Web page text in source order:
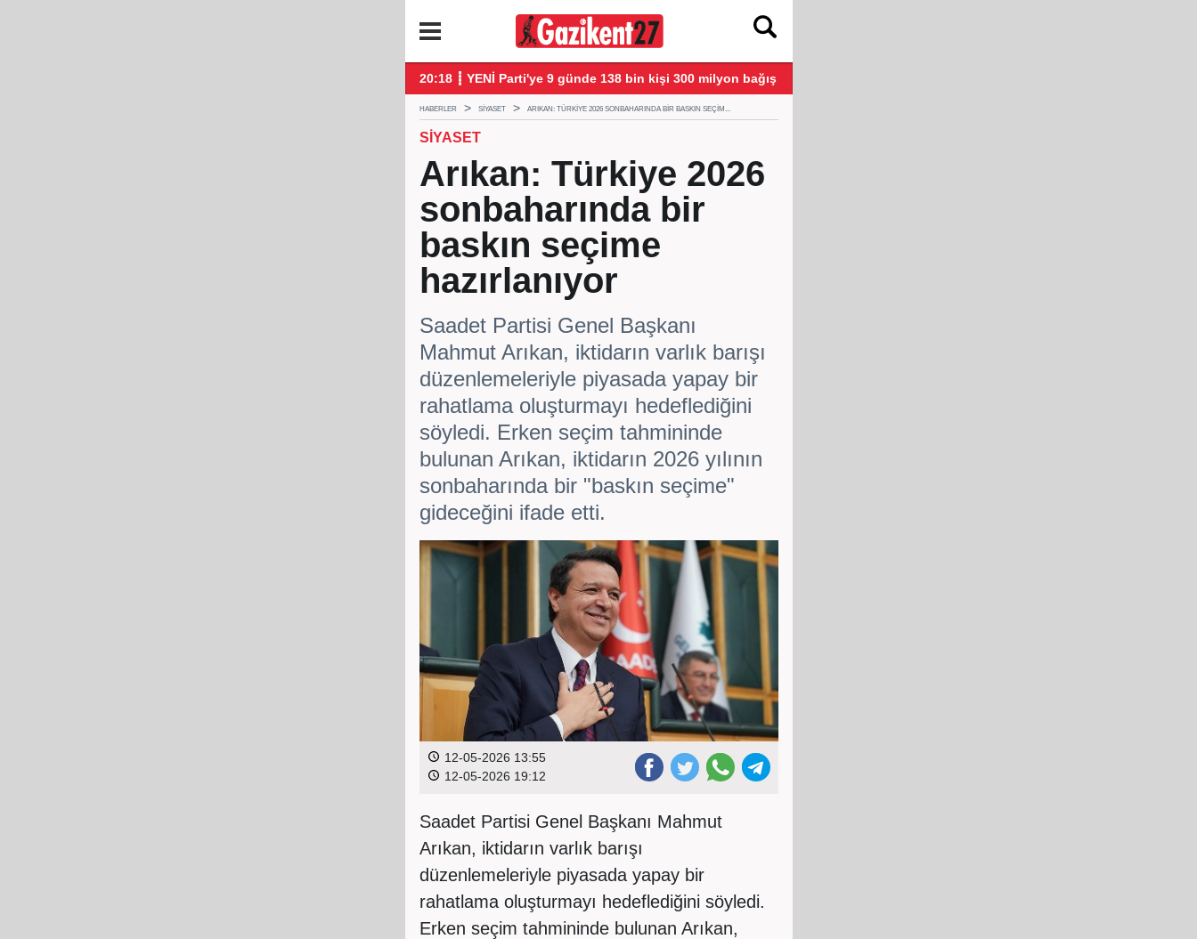
21:26 ┋ TBMM Adalet Komisyonu’nda çerçeve yasa tartışmalarla başladı20:18 ┋ YENİ Parti'ye 9 günde 138 bin kişi 300 milyon bağış yaptı
HABERLER SIYASET ARIKAN: TÜRKIYE 2026 SONBAHARINDA BIR BASKIN SEÇIM...
SIYASET
Arıkan: Türkiye 2026
sonbaharında bir
baskın seçime
hazırlanıyor
Saadet Partisi Genel Başkanı
Mahmut Arıkan, iktidarın varlık barışı
düzenlemeleriyle piyasada yapay bir
rahatlama oluşturmayı hedeflediğini
söyledi. Erken seçim tahmininde
bulunan Arıkan, iktidarın 2026 yılının
sonbaharında bir "baskın seçime"
gideceğini ifade etti.
12-05-2026 13:55
12-05-2026 19:12
Saadet Partisi Genel Başkanı Mahmut
Arıkan, iktidarın varlık barışı
düzenlemeleriyle piyasada yapay bir
rahatlama oluşturmayı hedeflediğini söyledi.
Erken seçim tahmininde bulunan Arıkan,